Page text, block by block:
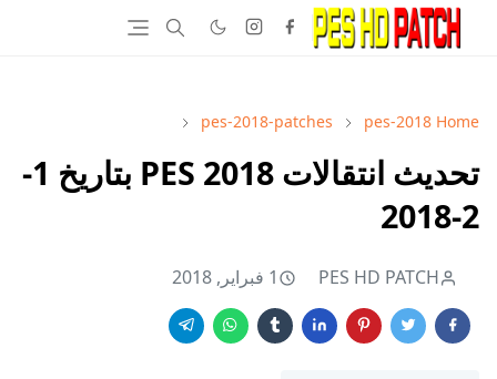
Home
pes-2018
pes-2018-patches
تحديث انتقالات PES 2018 بتاريخ 1-
2-2018
PES HD PATCH 1 فبراير, 2018